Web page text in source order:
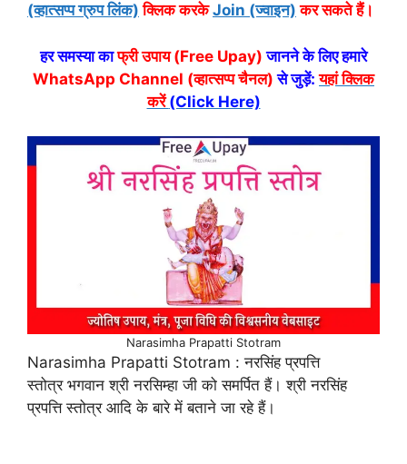
(व्हात्सप्प ग्रुप लिंक) क्लिक करकेJoin (ज्वाइन) कर सकते हैं।
हर समस्या काफ्री उपाय (Free Upay) जानने के लिए हमारे
WhatsApp Channel (व्हात्सप्प चैनल) से जुड़ें:यहां क्लिक
करें(Click Here)
Narasimha Prapatti Stotram
Narasimha Prapatti Stotram : नरसिंह प्रपत्ति
स्तोत्र भगवान श्री नरसिम्हा जी को समर्पित हैं। श्री नरसिंह
प्रपत्ति स्तोत्र आदि के बारे में बताने जा रहे हैं।